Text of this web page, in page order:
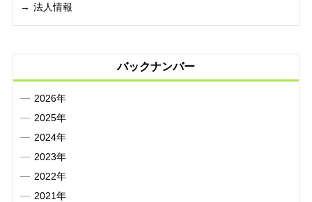
法人情報
バックナンバー
2026年
2025年
2024年
2023年
2022年
2021年